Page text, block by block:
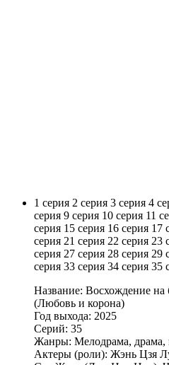
1 серия 2 серия 3 серия 4
серия 9 серия 10 серия 11
серия 15 серия 16 серия 17
серия 21 серия 22 серия 23
серия 27 серия 28 серия 29
серия 33 серия 34 серия 35
Название: Восхождение
(Любовь и корона)
Год выхода: 2025
Серий: 35
Жанры: Мелодрама, драма,
Актеры (роли): Жэнь Цзя